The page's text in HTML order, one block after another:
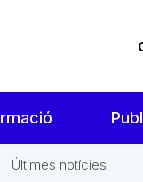
Últimes notícies